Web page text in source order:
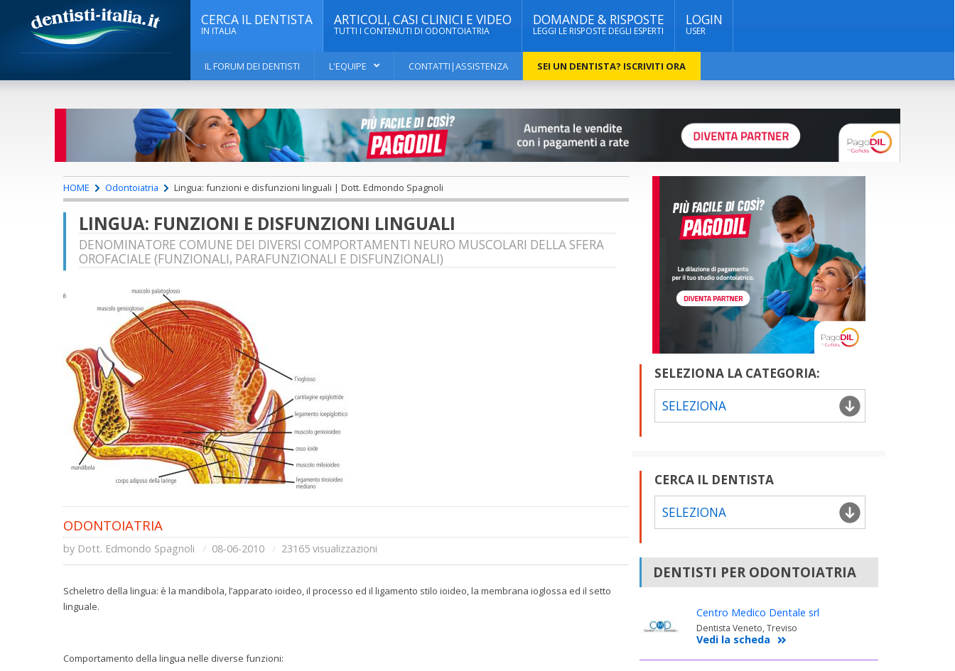
CERCA IL DENTISTA
IN ITALIA
ARTICOLI, CASI CLINICI E VIDEO
TUTTI I CONTENUTI DI ODONTOIATRIA
DOMANDE & RISPOSTE
LEGGI LE RISPOSTE DEGLI ESPERTI
LOGIN
USER
IL FORUM DEI DENTISTI L'EQUIPE CONTATTI|ASSISTENZA SEI UN DENTISTA? ISCRIVITI ORA
HOME Odontoiatria Lingua: funzioni e disfunzioni linguali | Dott. Edmondo Spagnoli
LINGUA: FUNZIONI E DISFUNZIONI LINGUALI
DENOMINATORE COMUNE DEI DIVERSI COMPORTAMENTI NEURO MUSCOLARI DELLA SFERA
OROFACIALE (FUNZIONALI, PARAFUNZIONALI E DISFUNZIONALI)
ODONTOIATRIA
by Dott. Edmondo Spagnoli 08-06-2010 23165 visualizzazioni
Scheletro della lingua: è la mandibola, l’apparato ioideo, il processo ed il ligamento stilo ioideo, la membrana ioglossa ed il setto
linguale.
Comportamento della lingua nelle diverse funzioni:
SELEZIONA LA CATEGORIA:
SELEZIONA
CERCA IL DENTISTA
SELEZIONA
DENTISTI PER ODONTOIATRIA
Centro Medico Dentale srl
Dentista Veneto, Treviso
Vedi la scheda